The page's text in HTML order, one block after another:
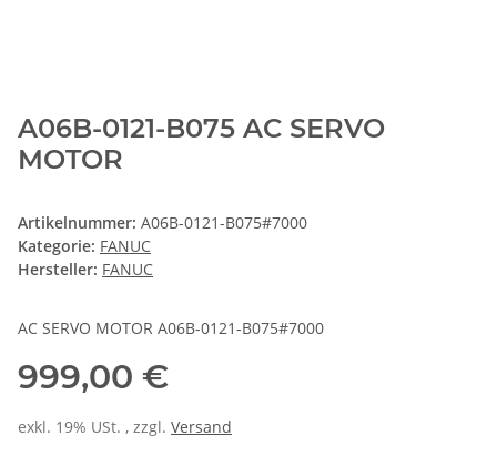
A06B-0121-B075 AC SERVO
MOTOR
Artikelnummer: A06B-0121-B075#7000
Kategorie: FANUC
Hersteller: FANUC
AC SERVO MOTOR A06B-0121-B075#7000
999,00 €
exkl. 19% USt. , zzgl. Versand